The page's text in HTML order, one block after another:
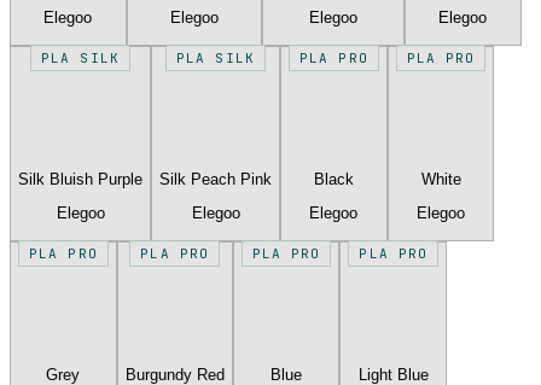
Elegoo
Elegoo
Elegoo
Elegoo
PLA SILK
Silk Bluish Purple
Elegoo
PLA SILK
Silk Peach Pink
Elegoo
PLA PRO
Black
Elegoo
PLA PRO
White
Elegoo
PLA PRO
Grey
PLA PRO
Burgundy Red
PLA PRO
Blue
PLA PRO
Light Blue